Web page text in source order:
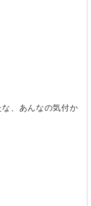
、あんなの気付か